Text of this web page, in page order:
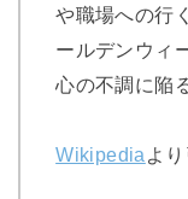
や職場への行
ールデンウィ
心の不調に陥
Wikipedia よ